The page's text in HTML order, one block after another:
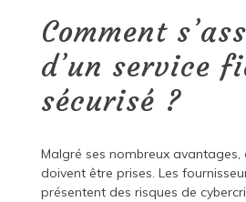
Comment
d’un service
sécurisé ?
Malgré ses nombreux avantages,
doivent être prises. Les
présentent des risques de